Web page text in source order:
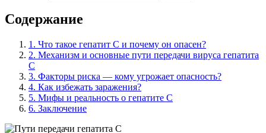
Содержание
1. Что такое гепатит C и почему он опасен?
2. Механизм и основные пути передачи вируса гепатита
C
3. Факторы риска — кому угрожает опасность?
4. Как избежать заражения?
5. Мифы и реальность о гепатите C
6. Заключение